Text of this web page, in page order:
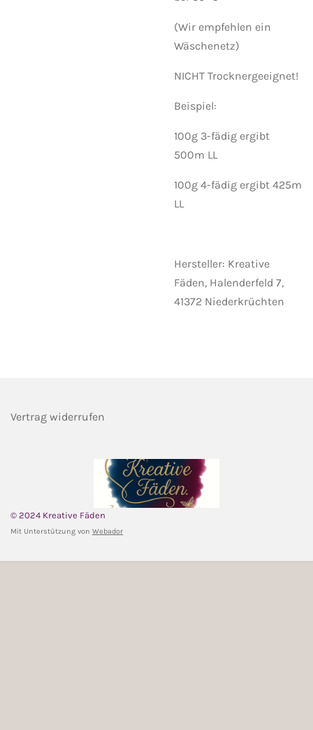
(Wir empfehlen ein
Wäschenetz)
NICHT Trocknergeeignet!
Beispiel:
100g 3-fädig ergibt
500m LL
100g 4-fädig ergibt 425m
LL
Hersteller: Kreative
Fäden, Halenderfeld 7,
41372 Niederkrüchten
Vertrag widerrufen
© 2024 Kreative Fäden
Mit Unterstützung von Webador